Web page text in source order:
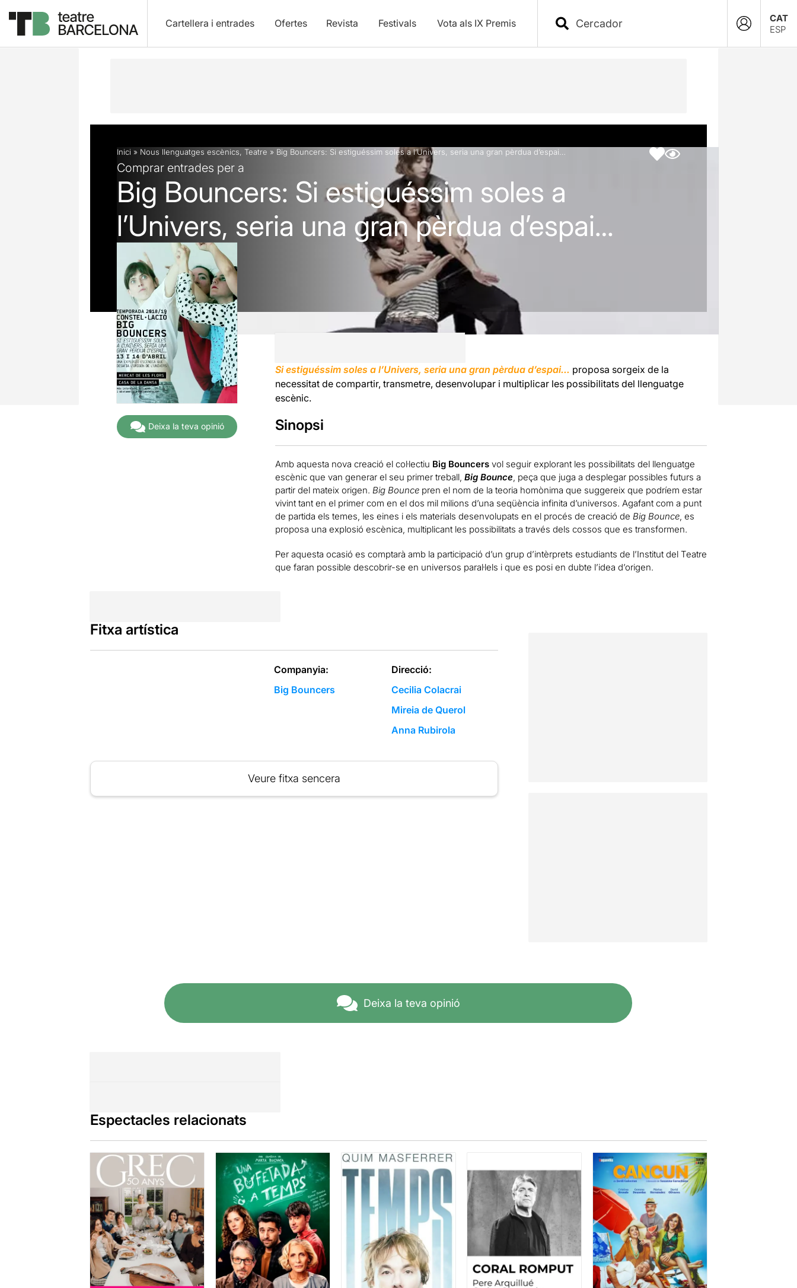
Cartellera i entrades Ofertes Revista Festivals Vota als IX Premis
CAT
ESP
Descripció Fitxa artística
Inici » Nous llenguatges escènics, Teatre » Big Bouncers: Si estiguéssim soles a l’Univers, seria una gran pèrdua d’espai…
Comprar entrades per a
Big Bouncers: Si estiguéssim soles a
l’Univers, seria una gran pèrdua d’espai…
Deixa la teva opinió
Si estiguéssim soles a l’Univers, seria una gran pèrdua d’espai… proposa sorgeix de la
necessitat de compartir, transmetre, desenvolupar i multiplicar les possibilitats del llenguatge
escènic.
Sinopsi
Amb aquesta nova creació el col·lectiu Big Bouncersvol seguir explorant les possibilitats del llenguatge
escènic que van generar el seu primer treball, Big Bounce , peça que juga a desplegar possibles futurs a
partir del mateix origen. Big Bouncepren el nom de la teoria homònima que suggereix que podríem estar
vivint tant en el primer com en el dos mil milions d’una seqüència infinita d’universos. Agafant com a punt
de partida els temes, les eines i els materials desenvolupats en el procés de creació de Big Bounce, es
proposa una explosió escènica, multiplicant les possibilitats a través dels cossos que es transformen.
Per aquesta ocasió es comptarà amb la participació d’un grup d’intèrprets estudiants de l’Institut del Teatre
que faran possible descobrir-se en universos paral·lels i que es posi en dubte l’idea d’origen.
Fitxa artística
Companyia:
Big Bouncers
Direcció:
Cecilia Colacrai
Mireia de Querol
Anna Rubirola
Veure fitxa sencera
Deixa la teva opinió
Espectacles relacionats